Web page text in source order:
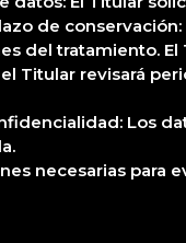
de
del tratamiento.
Titular revisará
Los
necesarias para